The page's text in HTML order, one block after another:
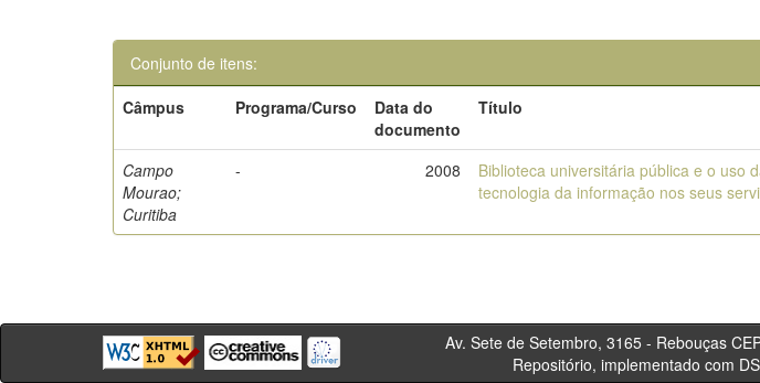
Conjunto de itens:
Câmpus
Programa/Curso
Data do
documento
Título
Campo
Mourao;
Curitiba
- 2008
Biblioteca universitária pública e o uso
tecnologia da informação nos seus
Av. Sete de Setembro, 3165 - Rebouças
Repositório, implementado com